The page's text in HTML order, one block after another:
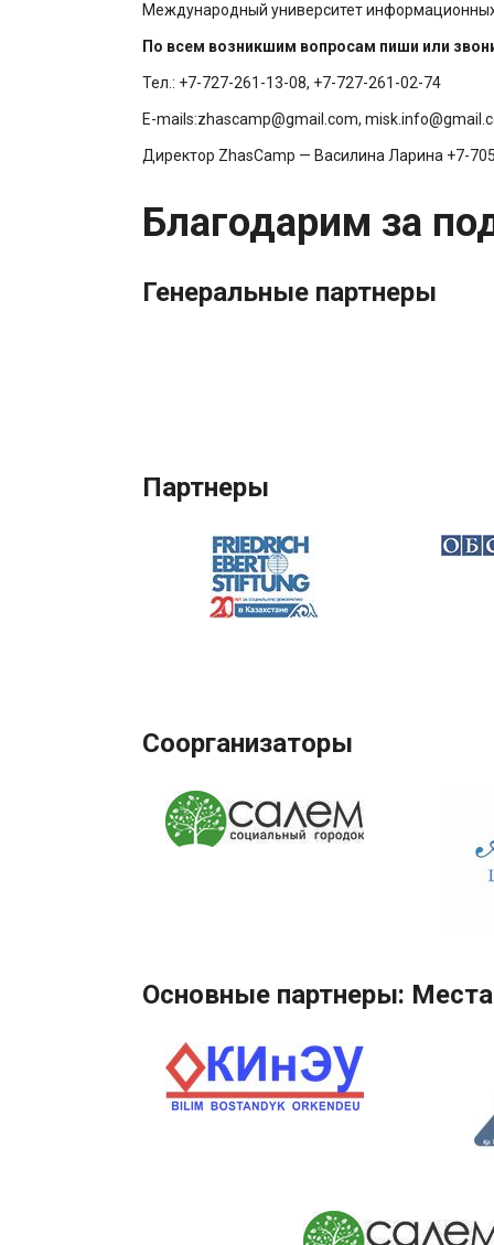
Международный университет
По всем возникшим вопросам пиши или
Тел.: +7-727-261-13-08, +7-727-261-02-74
E-mails:zhascamp@gmail.com,
Директор ZhasCamp — Василина Ларина +7-
Благодарим за
Генеральные партнеры
Партнеры
Соорганизаторы
Основные партнеры: